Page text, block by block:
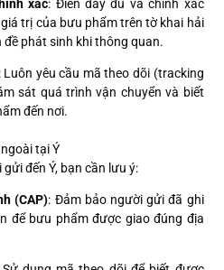
xác: Điền đầy đủ và chính xác
trị của bưu phẩm trên tờ khai hải
phát sinh khi thông quan.
: Luôn yêu cầu mã theo dõi (tracking
sát quá trình vận chuyển và biết
đến nơi.
tại Ý
đến Ý, bạn cần lưu ý:
(CAP): Đảm bảo người gửi đã ghi
để bưu phẩm được giao đúng địa